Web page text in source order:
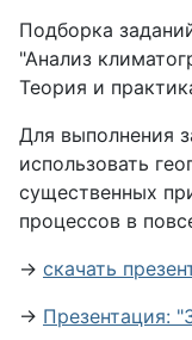
Подборка
"Анализ
Теория и
Для выполнения
использовать
существенных
процессов в
→ скачать
→ Презентация: